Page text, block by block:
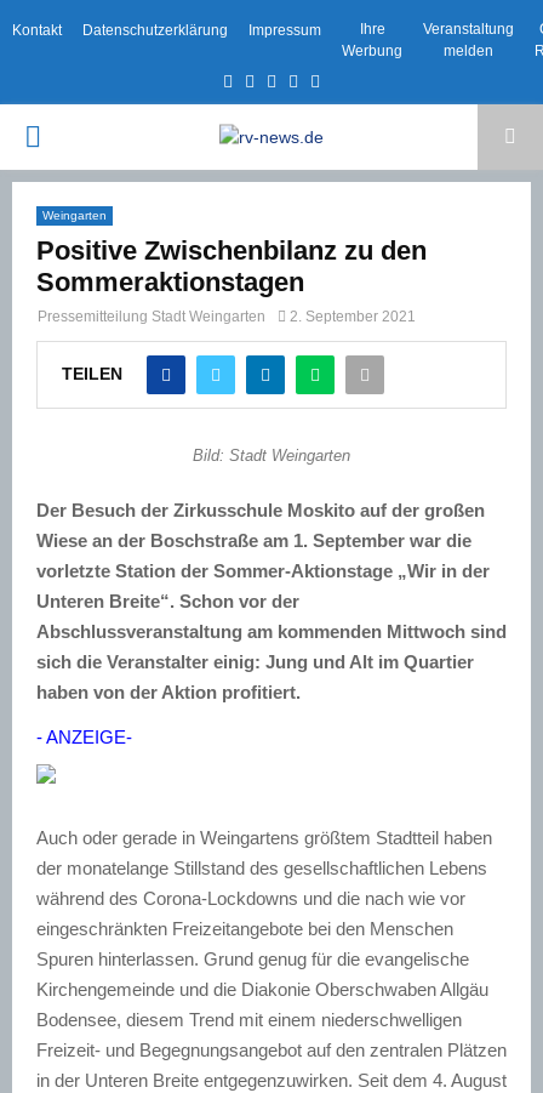
Kontakt Datenschutzerklärung Impressum
Ihre
Werbung
Veranstaltung
melden
Facebook
TwitterInstagram
Email
PRIMARY
MENU
Weingarten
Positive Zwischenbilanz zu den
Sommeraktionstagen
Pressemitteilung Stadt Weingarten 2. September 2021
TEILEN
Bild: Stadt Weingarten
Der Besuch der Zirkusschule Moskito auf der großen
Wiese an der Boschstraße am 1. September war die
vorletzte Station der Sommer-Aktionstage „Wir in der
Unteren Breite“. Schon vor der
Abschlussveranstaltung am kommenden Mittwoch sind
sich die Veranstalter einig: Jung und Alt im Quartier
haben von der Aktion profitiert.
- ANZEIGE-
Auch oder gerade in Weingartens größtem Stadtteil haben
der monatelange Stillstand des gesellschaftlichen Lebens
während des Corona-Lockdowns und die nach wie vor
eingeschränkten Freizeitangebote bei den Menschen
Spuren hinterlassen. Grund genug für die evangelische
Kirchengemeinde und die Diakonie Oberschwaben Allgäu
Bodensee, diesem Trend mit einem niederschwelligen
Freizeit- und Begegnungsangebot auf den zentralen Plätzen
in der Unteren Breite entgegenzuwirken. Seit dem 4. August